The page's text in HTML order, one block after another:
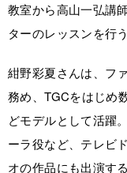
教室から高山一弘講
ターのレッスンを行
紺野彩夏さんは、フ
務め、TGCをはじめ
どモデルとして活躍
ーラ役など、テレビ
オの作品にも出演す